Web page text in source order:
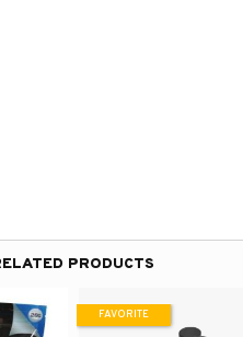
PRODUCTS
FAVORITE